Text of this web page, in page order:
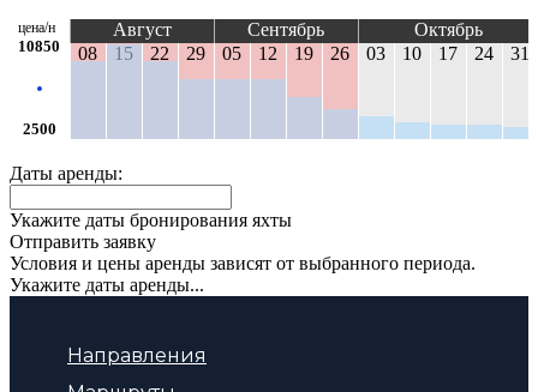
цена/н
10850
2500
Август Сентябрь
Октябрь
08
15 22 29 05 12 19 26 03 10 17 24 31
Даты аренды:
Укажите даты бронирования яхты
Отправить заявку
Условия и цены аренды зависят от выбранного периода.
Укажите даты аренды...
Направления